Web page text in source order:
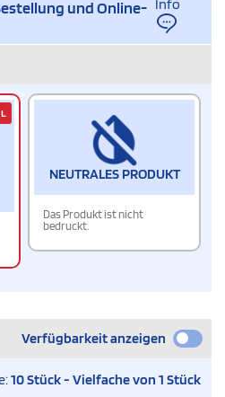
und Online- Info
NEUTRALES PRODUKT
Das Produkt ist nicht
bedruckt.
Verfügbarkeit anzeigen
10 Stück - Vielfache von 1 Stück